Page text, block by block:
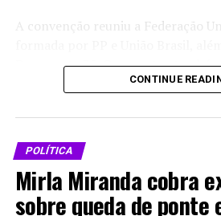
A convenção reuniu a Federação
Democrata 35. O encontro
candidaturas da governadora
Márcio Bittar ao Senado, além das
federal e estadual.
Antes do início do evento, Nicolau
campanha será conduzida por meio
CONTINUE
POLÍTICA
Mirla Miranda cobra
sobre queda de